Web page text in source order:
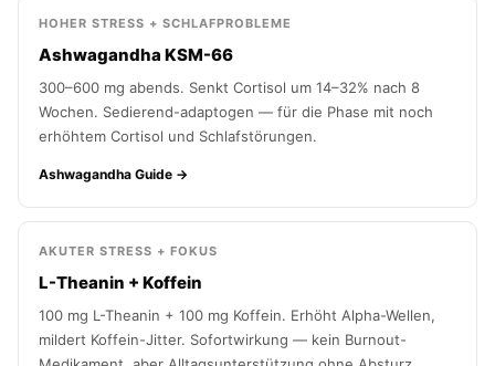
HOHER STRESS + SCHLAFPROBLEME
Ashwagandha KSM-66
300–600 mg abends. Senkt Cortisol um 14–32% nach 8
Wochen. Sedierend-adaptogen — für die Phase mit noch
erhöhtem Cortisol und Schlafstörungen.
Ashwagandha Guide →
AKUTER STRESS + FOKUS
L-Theanin + Koffein
100 mg L-Theanin + 100 mg Koffein. Erhöht Alpha-Wellen,
mildert Koffein-Jitter. Sofortwirkung — kein Burnout-